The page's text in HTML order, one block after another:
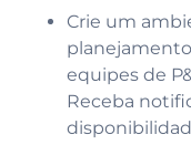
Crie um
equipes de
Receba